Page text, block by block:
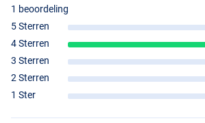
1 beoordeling
5 Sterren
4 Sterren
3 Sterren
2 Sterren
1 Ster